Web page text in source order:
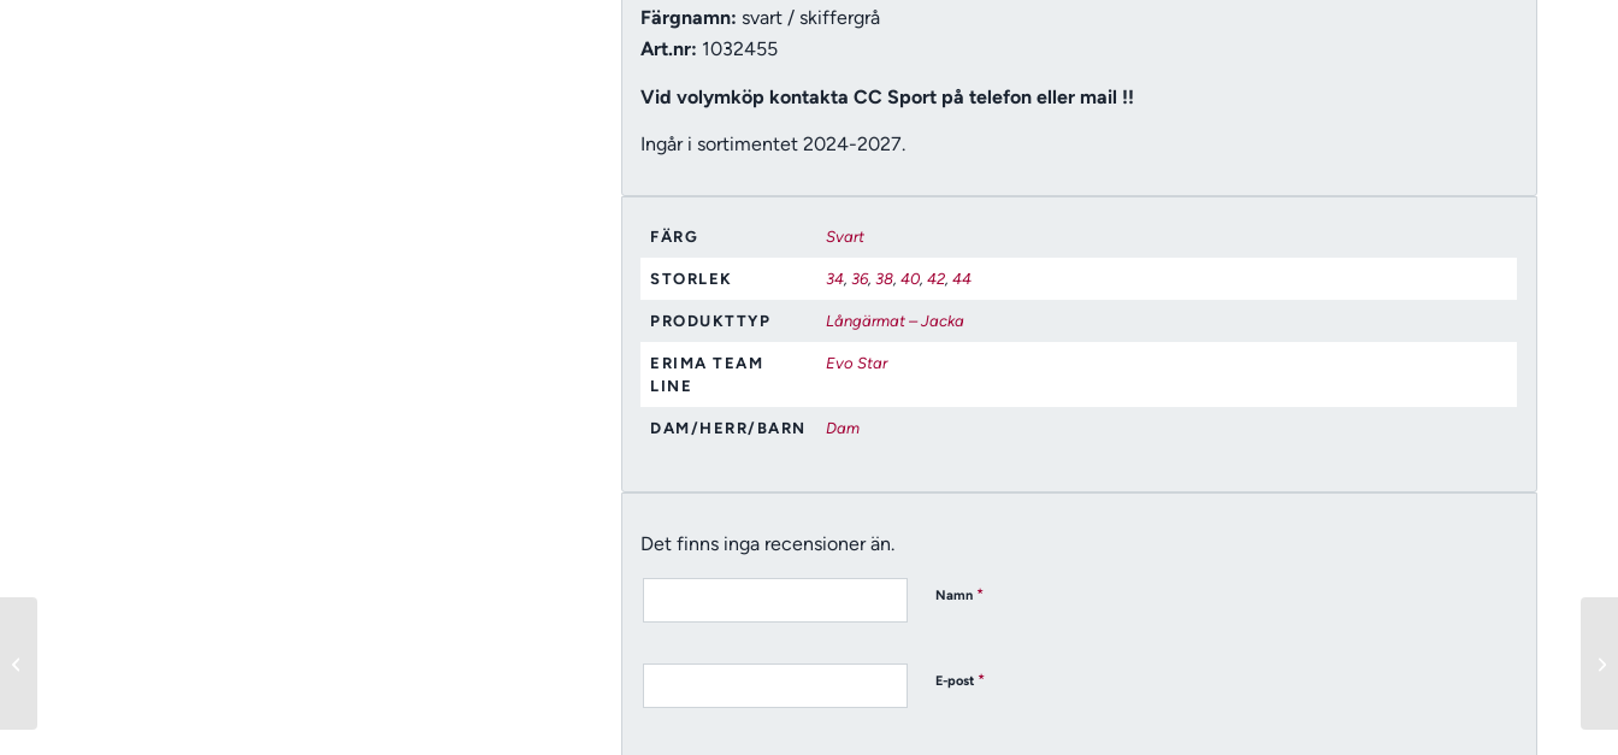
Färgnamn: svart / skiffergrå
Art.nr: 1032455
Vid volymköp kontakta CC Sport på telefon eller mail !!
Ingår i sortimentet 2024-2027.
FÄRG Svart
STORLEK 34,36,38,40,42,44
PRODUKTTYP Långärmat – Jacka
ERIMA TEAM
LINE
Evo Star
DAM/HERR/BARN Dam
Det finns inga recensioner än.
Namn *
E-post *